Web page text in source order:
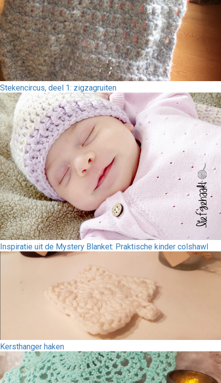
Stekencircus, deel 1: zigzagruiten
Inspiratie uit de Mystery Blanket: Praktische kinder colshawl
Kersthanger haken